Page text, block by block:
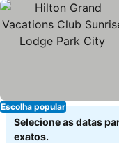
Escolha popular
Selecione as datas
exatos.